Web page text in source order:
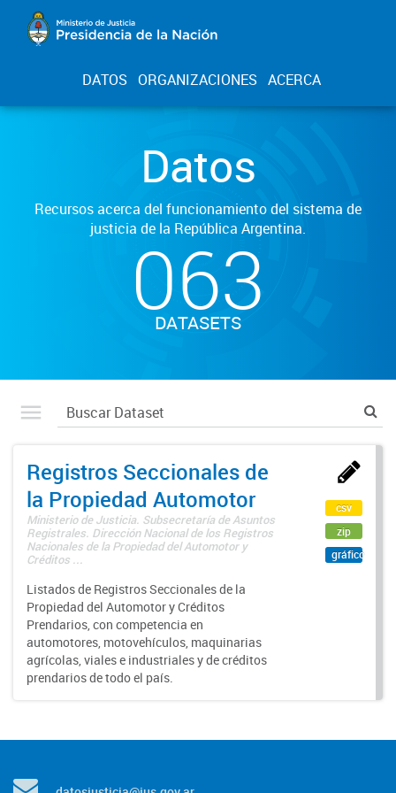
DATOS ORGANIZACIONES ACERCA
Datos
Recursos acerca del funcionamiento del sistema de
justicia de la República Argentina.
063
DATASETS
Registros Seccionales de
la Propiedad Automotor
Ministerio de Justicia. Subsecretaría de Asuntos
Registrales. Dirección Nacional de los Registros
Nacionales de la Propiedad del Automotor y
Créditos ...
Listados de Registros Seccionales de la
Propiedad del Automotor y Créditos
Prendarios, con competencia en
automotores, motovehículos, maquinarias
agrícolas, viales e industriales y de créditos
prendarios de todo el país.
csv
zip
gráfico